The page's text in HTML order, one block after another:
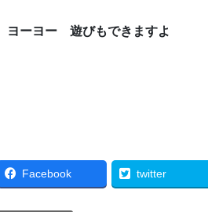
ヨーヨー 遊びもできますよ
Facebook twitter